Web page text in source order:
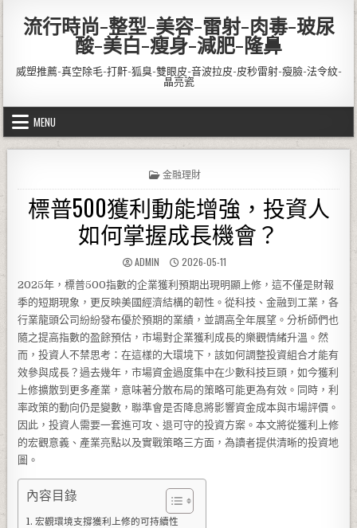
流行時尚-整型-美容-雷射-肉毒-玻尿
酸-美白-瘦身-減肥-隆鼻
威塑推薦-真空除毛-打鼾-狐臭-雙眼皮-音波拉皮-皮秒雷射-瘦臉-法令紋-
晶亮瓷
MENU
POSTED IN
金融理財
標普500獲利動能增強，投資人
如何掌握成長機會？
AUTHOR:
ADMIN PUBLISHED DATE:
2026-05-11
2025年，標普500指數的企業獲利預期出現明顯上修，這不僅是財報
季的短期現象，更反映美國經濟結構的韌性。從科技、金融到工業，各
行業龍頭公司紛紛發布優於預期的業績，並調高全年展望。分析師們也
隨之提高指數的盈餘預估，市場對企業獲利成長的樂觀情緒升溫。然
而，投資人不禁思考：在這樣的大環境下，該如何調整投資組合才能有
效參與成長？過去幾年，市場資金過度集中在少數科技巨頭，如今獲利
上修擴散到更多產業，意味著分散布局的策略可能更為有效。同時，利
率政策的動向仍是變數，聯準會是否降息將影響資金成本與市場評價。
因此，投資人需要一套進可攻、退可守的投資方案。本文將從獲利上修
的宏觀意義、產業亮點以及實戰策略三方面，為讀者提供清晰的投資地
圖。
內容目錄
宏觀環境支撐獲利上修的可持續性